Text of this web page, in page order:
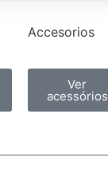
Accesorios
Ver
acessórios